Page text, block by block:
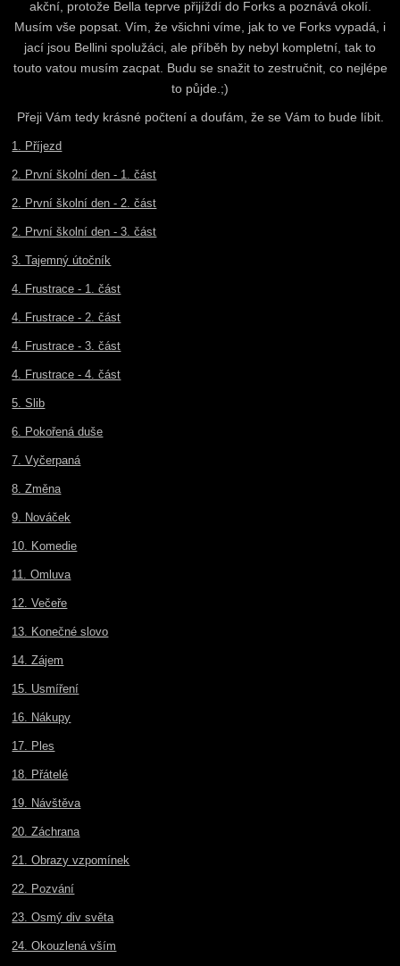
akční, protože Bella teprve přijíždí do Forks a poznává okolí.
Musím vše popsat. Vím, že všichni víme, jak to ve Forks vypadá, i
jací jsou Bellini spolužáci, ale příběh by nebyl kompletní, tak to
touto vatou musím zacpat. Budu se snažit to zestručnit, co nejlépe
to půjde.;)
Přeji Vám tedy krásné počtení a doufám, že se Vám to bude líbit.
1. Příjezd
2. První školní den - 1. část
2. První školní den - 2. část
2. První školní den - 3. část
3. Tajemný útočník
4. Frustrace - 1. část
4. Frustrace - 2. část
4. Frustrace - 3. část
4. Frustrace - 4. část
5. Slib
6. Pokořená duše
7. Vyčerpaná
8. Změna
9. Nováček
10. Komedie
11. Omluva
12. Večeře
13. Konečné slovo
14. Zájem
15. Usmíření
16. Nákupy
17. Ples
18. Přátelé
19. Návštěva
20. Záchrana
21. Obrazy vzpomínek
22. Pozvání
23. Osmý div světa
24. Okouzlená vším